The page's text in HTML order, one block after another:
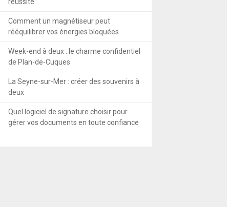
réussite
Comment un magnétiseur peut
rééquilibrer vos énergies bloquées
Week-end à deux : le charme confidentiel
de Plan-de-Cuques
La Seyne-sur-Mer : créer des souvenirs à
deux
Quel logiciel de signature choisir pour
gérer vos documents en toute confiance